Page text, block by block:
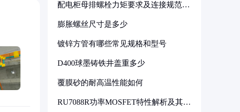
配电柜母排螺栓力矩要求及连接规范详
膨胀螺丝尺寸是多少
镀锌方管有哪些常见规格和型号
D400球墨铸铁井盖重多少
覆膜砂的耐高温性能如何
RU7088R功率MOSFET特性解析及其在